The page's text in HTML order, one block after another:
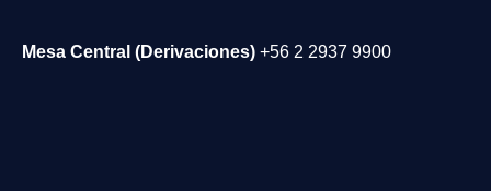
Mesa Central (Derivaciones) +56 2 2937 9900